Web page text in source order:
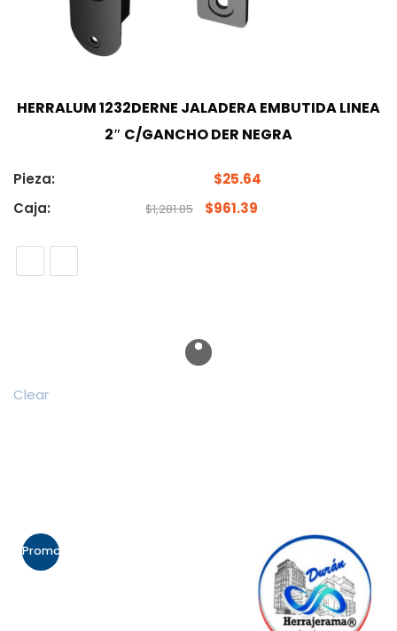
HERRALUM 1232DERNE JALADERA EMBUTIDA LINEA
2″ C/GANCHO DER NEGRA
Pieza: $25.64
Caja:
$1,281.85 $961.39
Clear
Promo!